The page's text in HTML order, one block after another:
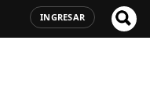
INGRESAR